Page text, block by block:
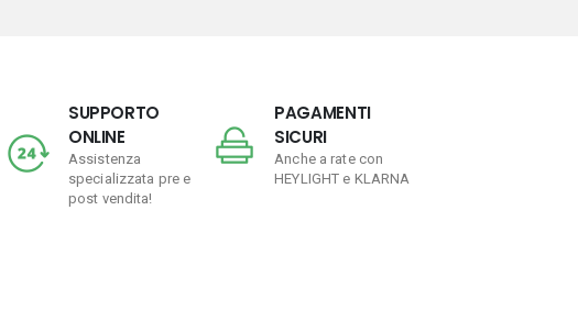
SUPPORTO
ONLINE
Assistenza
specializzata pre e
post vendita!
PAGAMENTI
SICURI
Anche a rate con
HEYLIGHT e KLARNA